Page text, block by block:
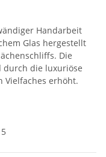
Handarbeit
Glas hergestellt
Die
durch die luxuriöse
Vielfaches erhöht.